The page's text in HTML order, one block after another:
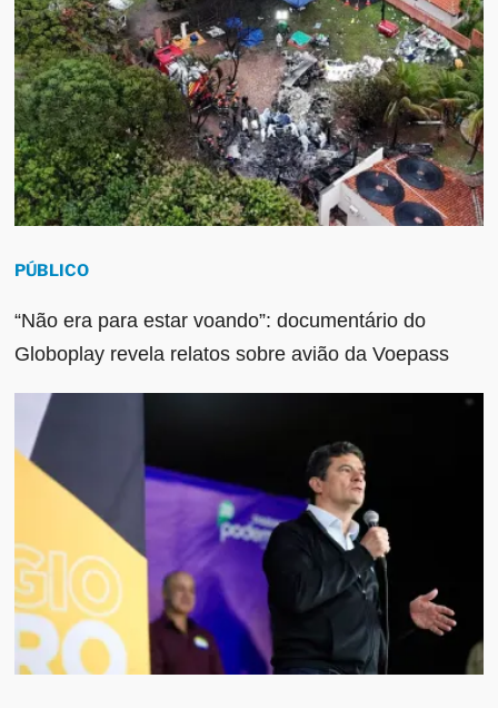
PÚBLICO
“Não era para estar voando”: documentário do
Globoplay revela relatos sobre avião da Voepass